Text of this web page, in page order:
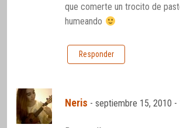
que comerte un trocito de
humeando
Responder
Neris -septiembre 15, 2010 -